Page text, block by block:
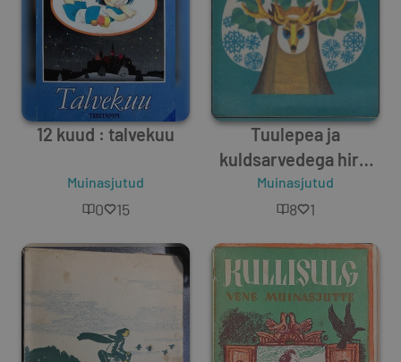
12 kuud : talvekuu
Muinasjutud
0 15
Tuulepea ja
kuldsarvedega hirv.
Kuidas soe ilm
kadunud oli: kaks
Muinasjutud
8 1